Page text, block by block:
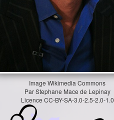
Image Wikimedia Commons
ParStephane Mace de Lepinay
Licence CC-BY-SA-3.0-2.5-2.0-1.0